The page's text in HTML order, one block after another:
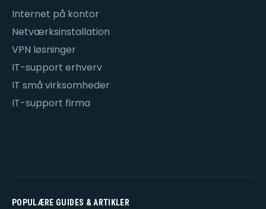
Internet på kontor
Netværksinstallation
VPN løsninger
IT-support erhverv
IT små virksomheder
IT-support firma
POPULÆRE GUIDES & ARTIKLER